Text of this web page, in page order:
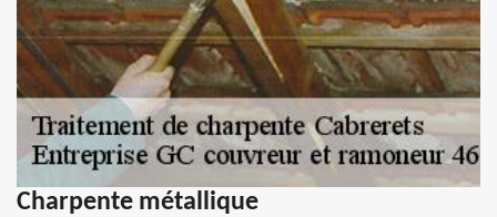
Charpente métallique